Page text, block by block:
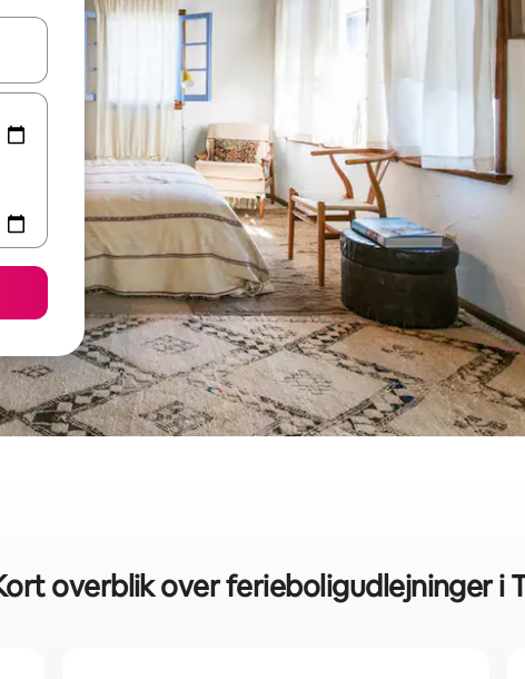
med piletasterne op og ned eller se mere ved at trykke eller stryge.
overblik over ferieboligudlejninger i